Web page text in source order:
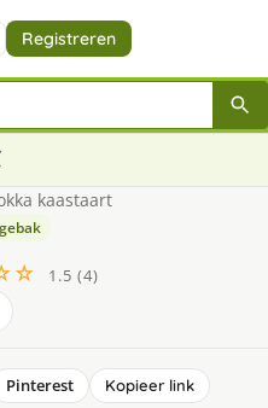
Registreren
kaastaart
1.5 (4)
Pinterest
Kopieer link